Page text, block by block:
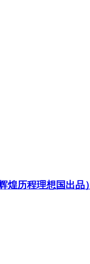
历程理想国出品）